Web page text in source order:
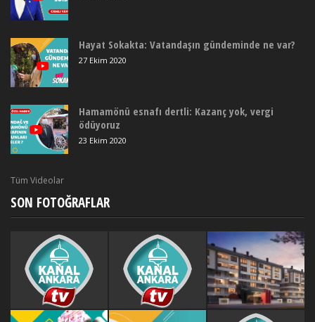
Hayat Sokakta: Vatandaşın gündeminde ne var?
27 Ekim 2020
Hamamönü esnafı dertli: Kazanç yok, vergi
ödüyoruz
23 Ekim 2020
Tüm Videolar
SON FOTOĞRAFLAR